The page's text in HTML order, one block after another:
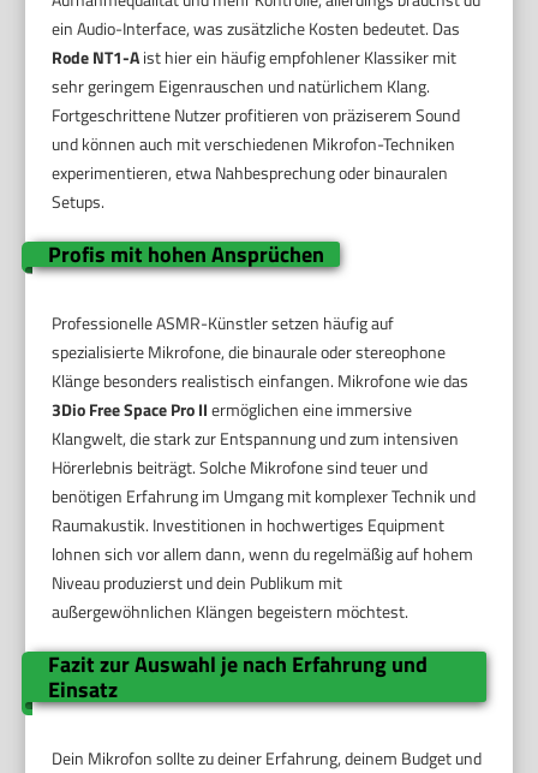
ein Audio-Interface, was zusätzliche Kosten bedeutet. Das
Rode NT1-Aist hier ein häufig empfohlener Klassiker mit
sehr geringem Eigenrauschen und natürlichem Klang.
Fortgeschrittene Nutzer profitieren von präziserem Sound
und können auch mit verschiedenen Mikrofon-Techniken
experimentieren, etwa Nahbesprechung oder binauralen
Setups.
Profis mit hohen Ansprüchen
Professionelle ASMR-Künstler setzen häufig auf
spezialisierte Mikrofone, die binaurale oder stereophone
Klänge besonders realistisch einfangen. Mikrofone wie das
3Dio Free Space Pro IIermöglichen eine immersive
Klangwelt, die stark zur Entspannung und zum intensiven
Hörerlebnis beiträgt. Solche Mikrofone sind teuer und
benötigen Erfahrung im Umgang mit komplexer Technik und
Raumakustik. Investitionen in hochwertiges Equipment
lohnen sich vor allem dann, wenn du regelmäßig auf hohem
Niveau produzierst und dein Publikum mit
außergewöhnlichen Klängen begeistern möchtest.
Fazit zur Auswahl je nach Erfahrung und
Einsatz
Dein Mikrofon sollte zu deiner Erfahrung, deinem Budget und